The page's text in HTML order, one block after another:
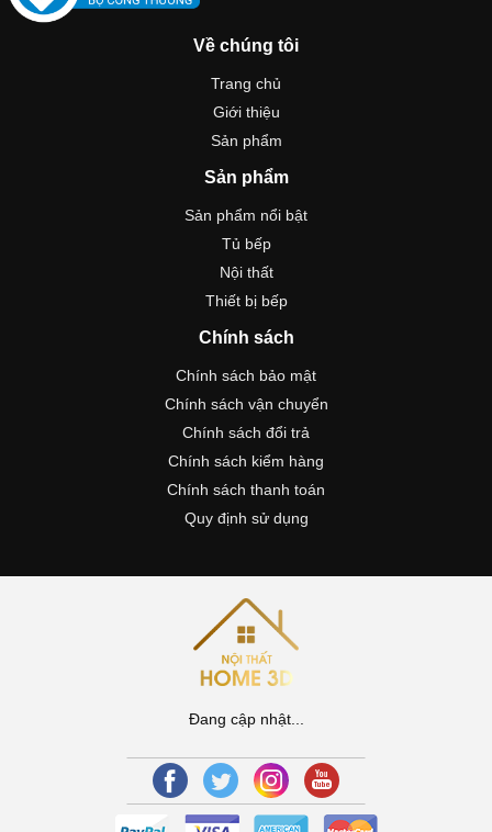
Về chúng tôi
Trang chủ
Giới thiệu
Sản phẩm
Sản phẩm
Sản phẩm nổi bật
Tủ bếp
Nội thất
Thiết bị bếp
Chính sách
Chính sách bảo mật
Chính sách vận chuyển
Chính sách đổi trả
Chính sách kiểm hàng
Chính sách thanh toán
Quy định sử dụng
Đang cập nhật...